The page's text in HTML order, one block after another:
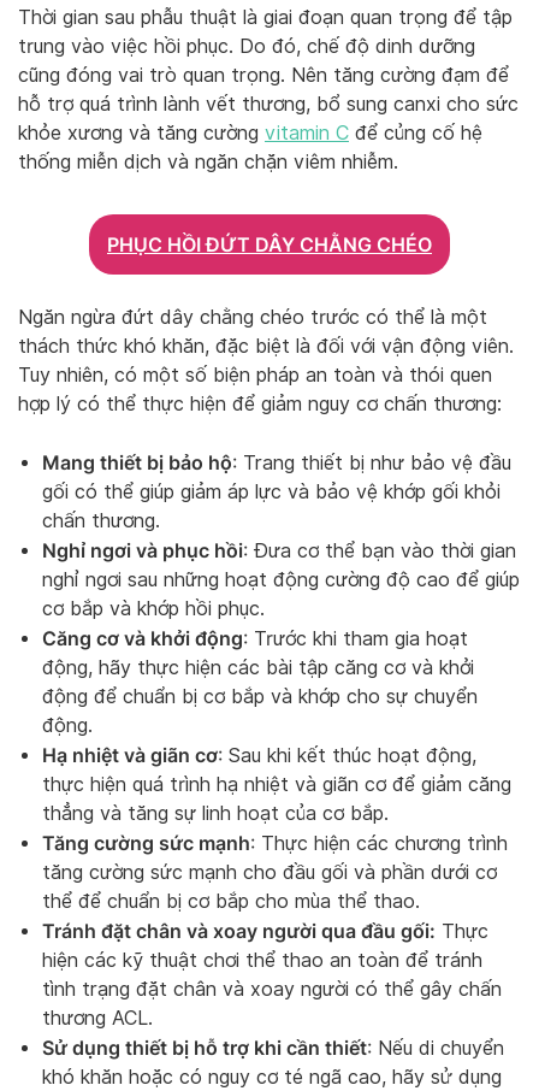
Thời gian sau phẫu thuật là giai đoạn quan trọng để tập
trung vào việc hồi phục. Do đó, chế độ dinh dưỡng
cũng đóng vai trò quan trọng. Nên tăng cường đạm để
hỗ trợ quá trình lành vết thương, bổ sung canxi cho sức
khỏe xương và tăng cường vitamin C để củng cố hệ
thống miễn dịch và ngăn chặn viêm nhiễm.
PHỤC HỒI ĐỨT DÂY CHẰNG CHÉO
Ngăn ngừa đứt dây chằng chéo trước có thể là một
thách thức khó khăn, đặc biệt là đối với vận động viên.
Tuy nhiên, có một số biện pháp an toàn và thói quen
hợp lý có thể thực hiện để giảm nguy cơ chấn thương:
Mang thiết bị bảo hộ: Trang thiết bị như bảo vệ đầu
gối có thể giúp giảm áp lực và bảo vệ khớp gối khỏi
chấn thương.
Nghỉ ngơi và phục hồi: Đưa cơ thể bạn vào thời gian
nghỉ ngơi sau những hoạt động cường độ cao để giúp
cơ bắp và khớp hồi phục.
Căng cơ và khởi động: Trước khi tham gia hoạt
động, hãy thực hiện các bài tập căng cơ và khởi
động để chuẩn bị cơ bắp và khớp cho sự chuyển
động.
Hạ nhiệt và giãn cơ: Sau khi kết thúc hoạt động,
thực hiện quá trình hạ nhiệt và giãn cơ để giảm căng
thẳng và tăng sự linh hoạt của cơ bắp.
Tăng cường sức mạnh: Thực hiện các chương trình
tăng cường sức mạnh cho đầu gối và phần dưới cơ
thể để chuẩn bị cơ bắp cho mùa thể thao.
Tránh đặt chân và xoay người qua đầu gối: Thực
hiện các kỹ thuật chơi thể thao an toàn để tránh
tình trạng đặt chân và xoay người có thể gây chấn
thương ACL.
Sử dụng thiết bị hỗ trợ khi cần thiết: Nếu di chuyển
khó khăn hoặc có nguy cơ té ngã cao, hãy sử dụng